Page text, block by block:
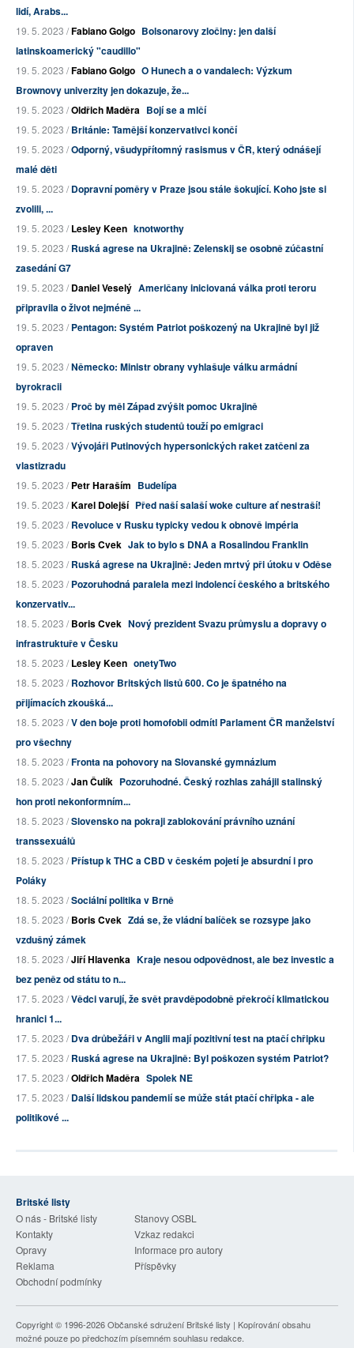
lidí, Arabs...
19. 5. 2023 /Fabiano Golgo Bolsonarovy zločiny: jen další
latinskoamerický "caudillo"
19. 5. 2023 /Fabiano Golgo O Hunech a o vandalech: Výzkum
Brownovy univerzity jen dokazuje, že...
19. 5. 2023 /Oldřich Maděra Bojí se a mlčí
19. 5. 2023 /Británie: Tamější konzervativci končí
19. 5. 2023 /Odporný, všudypřítomný rasismus v ČR, který odnášejí
malé děti
19. 5. 2023 /Dopravní poměry v Praze jsou stále šokující. Koho jste si
zvolili, ...
19. 5. 2023 /Lesley Keen knotworthy
19. 5. 2023 /Ruská agrese na Ukrajině: Zelenskij se osobně zúčastní
zasedání G7
19. 5. 2023 /Daniel Veselý Američany iniciovaná válka proti teroru
připravila o život nejméně ...
19. 5. 2023 /Pentagon: Systém Patriot poškozený na Ukrajině byl již
opraven
19. 5. 2023 /Německo: Ministr obrany vyhlašuje válku armádní
byrokracii
19. 5. 2023 /Proč by měl Západ zvýšit pomoc Ukrajině
19. 5. 2023 /Třetina ruských studentů touží po emigraci
19. 5. 2023 /Vývojáři Putinových hypersonických raket zatčeni za
vlastizradu
19. 5. 2023 /Petr Haraším Budelípa
19. 5. 2023 /Karel Dolejší Před naší salaší woke culture ať nestraší!
19. 5. 2023 /Revoluce v Rusku typicky vedou k obnově impéria
19. 5. 2023 /Boris Cvek Jak to bylo s DNA a Rosalindou Franklin
18. 5. 2023 /Ruská agrese na Ukrajině: Jeden mrtvý při útoku v Oděse
18. 5. 2023 /Pozoruhodná paralela mezi indolencí českého a britského
konzervativ...
18. 5. 2023 /Boris Cvek Nový prezident Svazu průmyslu a dopravy o
infrastruktuře v Česku
18. 5. 2023 /Lesley Keen onetyTwo
18. 5. 2023 /Rozhovor Britských listů 600. Co je špatného na
přijímacích zkoušká...
18. 5. 2023 /V den boje proti homofobii odmítl Parlament ČR manželství
pro všechny
18. 5. 2023 /Fronta na pohovory na Slovanské gymnázium
18. 5. 2023 /Jan Čulík Pozoruhodné. Český rozhlas zahájil stalinský
hon proti nekonformním...
18. 5. 2023 /Slovensko na pokraji zablokování právního uznání
transsexuálů
18. 5. 2023 /Přístup k THC a CBD v českém pojetí je absurdní i pro
Poláky
18. 5. 2023 /Sociální politika v Brně
18. 5. 2023 /Boris Cvek Zdá se, že vládní balíček se rozsype jako
vzdušný zámek
18. 5. 2023 /Jiří Hlavenka Kraje nesou odpovědnost, ale bez investic a
bez peněz od státu to n...
17. 5. 2023 /Vědci varují, že svět pravděpodobně překročí klimatickou
hranici 1...
17. 5. 2023 /Dva drůbežáři v Anglii mají pozitivní test na ptačí chřipku
17. 5. 2023 /Ruská agrese na Ukrajině: Byl poškozen systém Patriot?
17. 5. 2023 /Oldřich Maděra Spolek NE
17. 5. 2023 /Další lidskou pandemií se může stát ptačí chřipka - ale
politikové ...
Britské listy
O nás - Britské listy
Stanovy OSBL
Kontakty
Vzkaz redakci
Opravy
Informace pro autory
Reklama
Příspěvky
Obchodní podmínky
Copyright © 1996-2026Občanské sdružení Britské listy | Kopírování obsahu
možné pouze po předchozím písemném souhlasu redakce.